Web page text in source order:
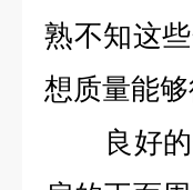
熟不知这
想质量能
良好的